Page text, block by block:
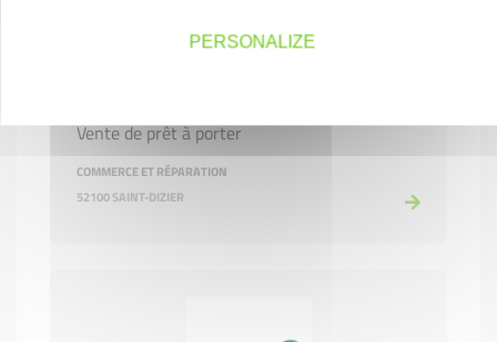
Vente de prêt à porter
COMMERCE ET RÉPARATION
52100 SAINT-DIZIER
PERSONALIZE